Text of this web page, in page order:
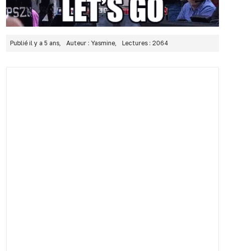
Publié il y a 5 ans, Auteur : Yasmine, Lectures : 2064